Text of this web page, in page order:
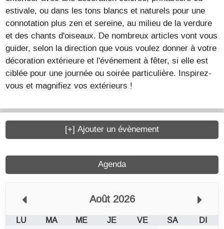
estivale, ou dans les tons blancs et naturels pour une
connotation plus zen et sereine, au milieu de la verdure
et des chants d'oiseaux. De nombreux articles vont vous
guider, selon la direction que vous voulez donner à votre
décoration extérieure et l'événement à fêter, si elle est
ciblée pour une journée ou soirée particulière. Inspirez-
vous et magnifiez vos extérieurs !
Agenda
Août 2026
LU MA ME JE VE SA
DI
[+] Ajouter un évènement